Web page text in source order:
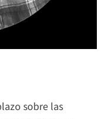
sobre las